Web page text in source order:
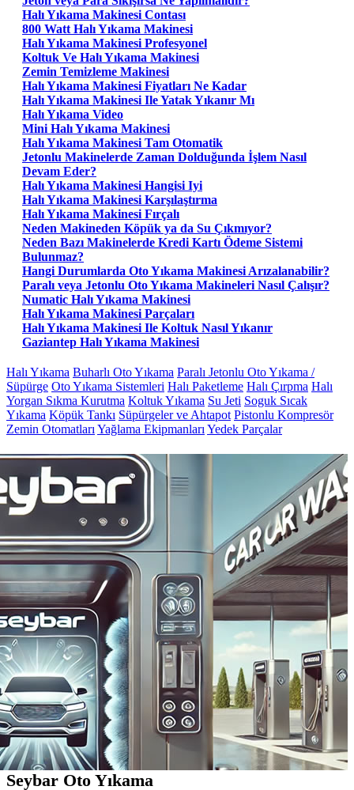
Halı Yıkama Makinesi Contası
800 Watt Halı Yıkama Makinesi
Halı Yıkama Makinesi Profesyonel
Koltuk Ve Halı Yıkama Makinesi
Zemin Temizleme Makinesi
Halı Yıkama Makinesi Fiyatları Ne Kadar
Halı Yıkama Makinesi Ile Yatak Yıkanır Mı
Halı Yıkama Video
Mini Halı Yıkama Makinesi
Halı Yıkama Makinesi Tam Otomatik
Jetonlu Makinelerde Zaman Dolduğunda İşlem Nasıl
Devam Eder?
Halı Yıkama Makinesi Hangisi Iyi
Halı Yıkama Makinesi Karşılaştırma
Halı Yıkama Makinesi Fırçalı
Neden Makineden Köpük ya da Su Çıkmıyor?
Neden Bazı Makinelerde Kredi Kartı Ödeme Sistemi
Bulunmaz?
Hangi Durumlarda Oto Yıkama Makinesi Arızalanabilir?
Paralı veya Jetonlu Oto Yıkama Makineleri Nasıl Çalışır?
Numatic Halı Yıkama Makinesi
Halı Yıkama Makinesi Parçaları
Halı Yıkama Makinesi Ile Koltuk Nasıl Yıkanır
Gaziantep Halı Yıkama Makinesi
Halı Yıkama Buharlı Oto Yıkama Paralı Jetonlu Oto Yıkama /
Süpürge Oto Yıkama Sistemleri Halı Paketleme Halı Çırpma Halı
Yorgan Sıkma Kurutma Koltuk Yıkama Su Jeti Soguk Sıcak
Yıkama Köpük Tankı Süpürgeler ve Ahtapot Pistonlu Kompresör
Zemin Otomatları Yağlama Ekipmanları Yedek Parçalar
Seybar Oto Yıkama